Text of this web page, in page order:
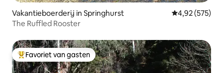
Vakantieboerderij in Springhurst Gemiddelde
4,92 (575)
The Ruffled Rooster
Topfavoriet van gasten
Favoriet van gasten